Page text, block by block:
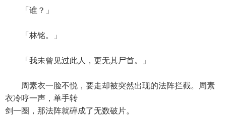
「谁？」
「林铭。」
「我未曾见过此人，更无其尸首。」
周素衣一脸不悦，要走却被突然出现的法阵拦截。周素
衣冷哼一声，单手转
剑一圈，那法阵就碎成了无数破片。